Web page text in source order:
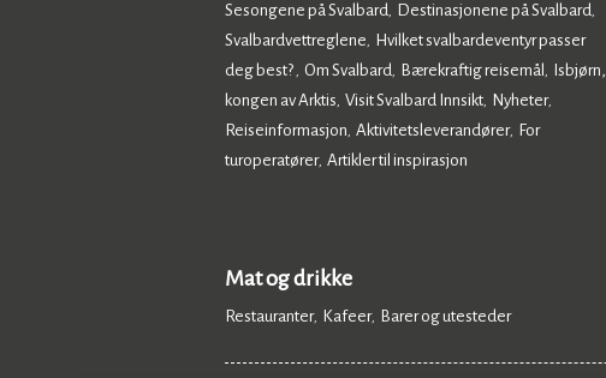
Sesongene på Svalbard, Destinasjonene på Svalbard,
Svalbardvettreglene,
Hvilket svalbardeventyr passer
deg best?, Om Svalbard, Bærekraftig reisemål ,
Isbjørn,
kongen av Arktis, Visit Svalbard Innsikt, Nyheter,
Reiseinformasjon, Aktivitetsleverandører,
For
turoperatører, Artikler til inspirasjon
Mat og drikke
Restauranter, Kafeer, Barer og utesteder,